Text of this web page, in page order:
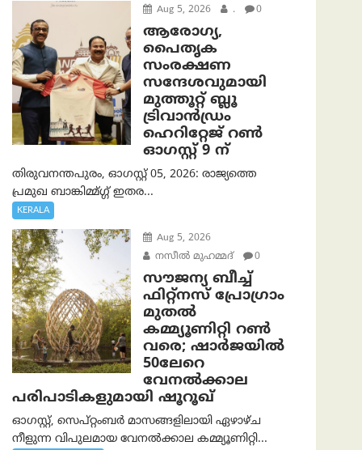
Aug 5, 2026 . 0
ആരോഗ്യ,
പൈതൃക
സംരക്ഷണ
സന്ദേശവുമായി
മുത്തൂറ്റ് ബ്ലൂ
ട്രിവാൻഡ്രം
ഹെറിറ്റേജ് റൺ
ഓഗസ്റ്റ് 9 ന്
തിരുവനന്തപുരം, ഓഗസ്റ്റ് 05, 2026: രാജ്യത്തെ
പ്രമുഖ ബാങ്കിമ്മ്ഗ്ഗ് ഇതര...
KERALA
Aug 5, 2026
നസീല്‍ മുഹമ്മദ്
0
സൗജന്യ ബീച്ച്
ഫിറ്റ്നസ് പ്രോ​ഗ്രാം
മുതൽ
കമ്മ്യൂണിറ്റി റൺ
വരെ; ഷാർജയിൽ
50ലേറെ
വേനൽക്കാല
പരിപാടികളുമായി ഷൂറൂഖ്
ഓഗസ്റ്റ്, സെപ്റ്റംബർ മാസങ്ങളിലായി ഏഴാഴ്ച
നീളുന്ന വിപുലമായ വേനൽക്കാല കമ്മ്യൂണിറ്റി...